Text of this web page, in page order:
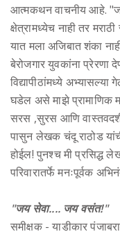
आत्मकथन वाचनीय आहे.
क्षेत्रामध्येच नाही तर
यात मला अजिबात शंका
बेरोजगार युवकांना प्रेरणा
विद्यापीठांमध्ये
घडेल असे माझे प्रामाणिक
सरस ,सुरस आणि
पासुन लेखक चंदू राठोड
होईल! पुनश्च मी प्रसिद्ध
परिवारातर्फे मनःपूर्वक
"जय सेवा.... जय वसंत!"
समीक्षक - याडीकार